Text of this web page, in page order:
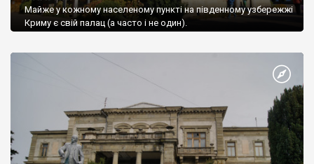
Майже у кожному населеному пункті на південному узбережжі
Криму є свій палац (а часто і не один).